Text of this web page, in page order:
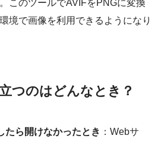
このツールでAVIFをPNGに変換
境で画像を利用できるようになり
つのはどんなとき？
たら開けなかったとき ：Webサ